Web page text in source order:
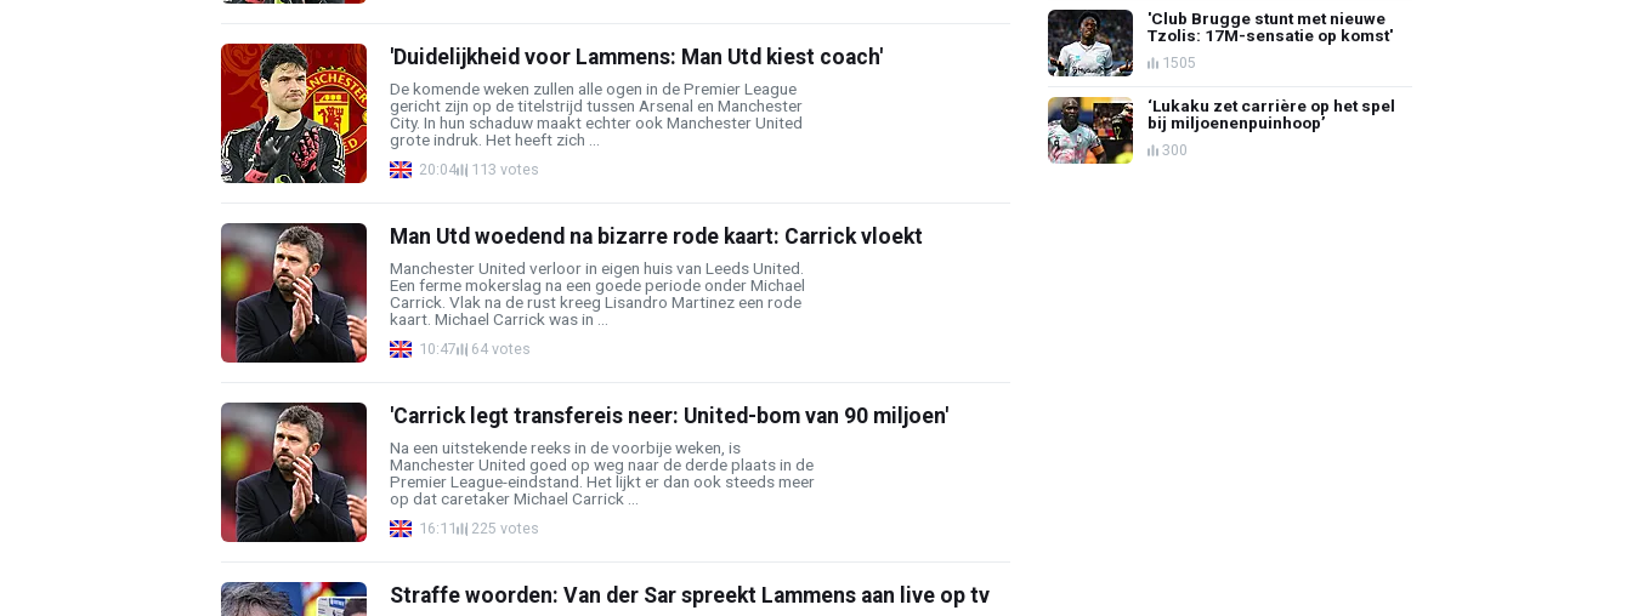
'Duidelijkheid voor Lammens: Man Utd kiest coach'
De komende weken zullen alle ogen in de Premier League
gericht zijn op de titelstrijd tussen Arsenal en Manchester
City. In hun schaduw maakt echter ook Manchester United
grote indruk. Het heeft zich ...
20:04 113 votes
Man Utd woedend na bizarre rode kaart: Carrick vloekt
Manchester United verloor in eigen huis van Leeds United.
Een ferme mokerslag na een goede periode onder Michael
Carrick. Vlak na de rust kreeg Lisandro Martinez een rode
kaart. Michael Carrick was in ...
10:47 64 votes
'Carrick legt transfereis neer: United-bom van 90 miljoen'
Na een uitstekende reeks in de voorbije weken, is
Manchester United goed op weg naar de derde plaats in de
Premier League-eindstand. Het lijkt er dan ook steeds meer
op dat caretaker Michael Carrick ...
16:11 225 votes
Straffe woorden: Van der Sar spreekt Lammens aan live op tv
'Club Brugge stunt met nieuwe
Tzolis: 17M-sensatie op komst'
1505
‘Lukaku zet carrière op het spel
bij miljoenenpuinhoop’
300